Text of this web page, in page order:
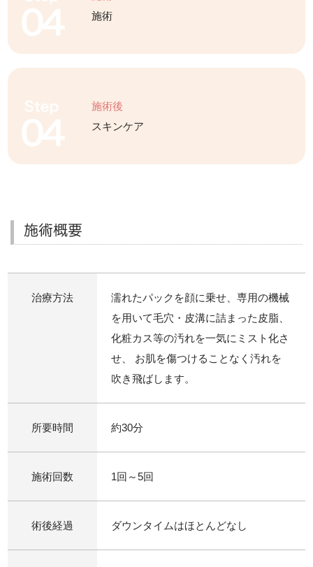
施術
施術後
スキンケア
施術概要
治療方法
濡れたパックを顔に乗せ、専用の機械
を用いて毛穴・皮溝に詰まった皮脂、
化粧カス等の汚れを一気にミスト化さ
せ、 お肌を傷つけることなく汚れを
吹き飛ばします。
所要時間 約30分
施術回数 1回～5回
術後経過 ダウンタイムはほとんどなし